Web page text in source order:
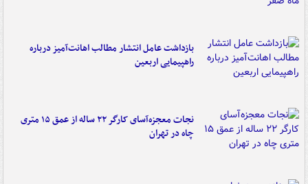
بازداشت عامل انتشار مطالب اهانت‌آمیز درباره
راهپیمایی اربعین
نجات معجزه‌آسای کارگر ۲۲ ساله از عمق ۱۵ متری
چاه در تهران